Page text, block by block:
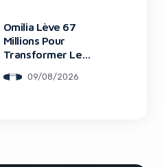
Omilia Lève 67
Millions Pour
Transformer Le
09/08/2026